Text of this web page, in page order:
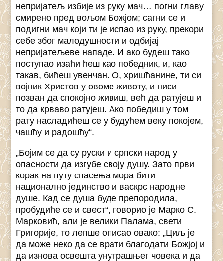
непријатељ избије из руку мач… погни главу
смирено пред вољом Божјом; сагни се и
подигни мач који ти је испао из руку, прекори
себе због малодушности и одбијај
непријатељеве нападе. И ако будеш тако
поступао изаћи ћеш као победник, и, као
такав, бићеш увенчан. О, хришћанине, ти си
војник Христов у овоме животу, и ниси
позван да спокојно живиш, већ да ратујеш и
то да крваво ратујеш. Ако победиш у том
рату насладићеш се у будућем веку покојем,
чашћу и радошћу“.
„Бојим се да су руски и српски народ у
опасности да изгубе своју душу. Зато први
корак на путу спасења мора бити
национално јединство и васкрс народне
душе. Кад се душа буде препородила,
пробудиће се и свест“, говорио је Марко С.
Марковић, али је велики Палама, свети
Григорије, то лепше описао овако: „Циљ је
да може неко да се врати благодати Божјој и
да изнова освешта унутрашњег човека и да